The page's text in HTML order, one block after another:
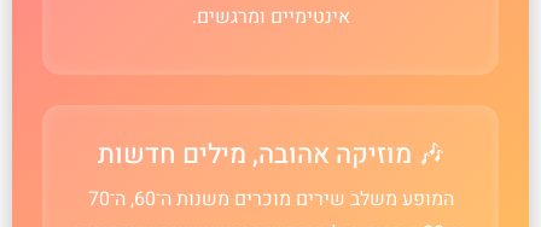
אינטימיים ומרגשים.
🎶 מוזיקה אהובה, מילים חדשות
המופע משלב שירים מוכרים משנות ה־60, ה־70